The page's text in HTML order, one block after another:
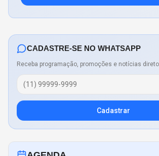
CADASTRE-SE NO WHATSAPP
Receba programação, promoções e notícias
Cadastrar